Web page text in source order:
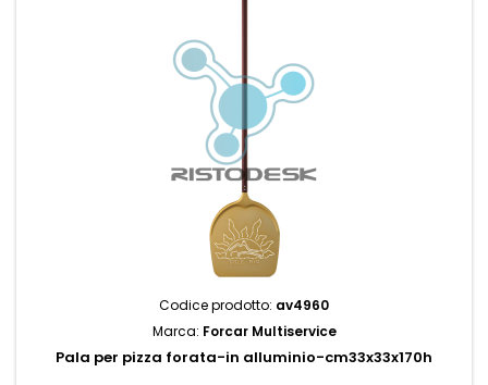
Codice prodotto: av4960
Marca: Forcar Multiservice
Pala per pizza forata-in alluminio-cm33x33x170h